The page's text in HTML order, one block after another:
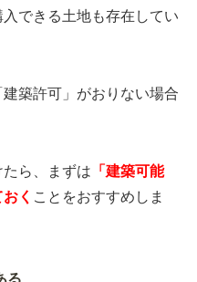
できる土地も存在してい
築許可」がおりない場合
ら、まずは 「建築可能
く ことをおすすめしま